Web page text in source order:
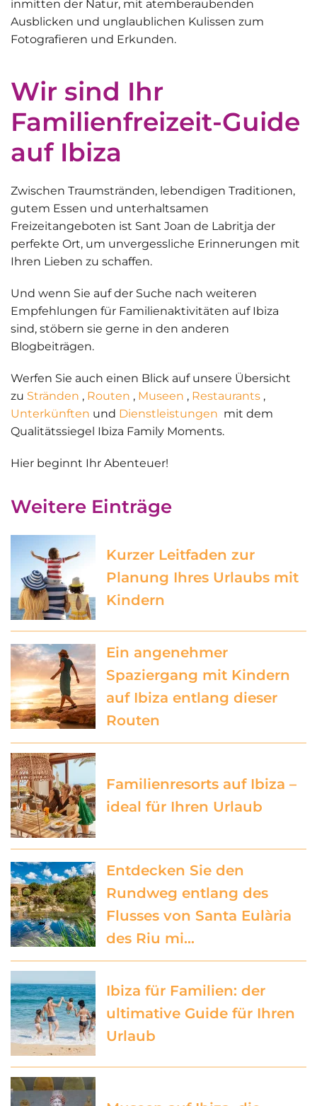
inmitten der Natur, mit atemberaubenden
Ausblicken und unglaublichen Kulissen zum
Fotografieren und Erkunden.
Wir sind Ihr
Familienfreizeit-Guide
auf Ibiza
Zwischen Traumstränden, lebendigen Traditionen,
gutem Essen und unterhaltsamen
Freizeitangeboten ist Sant Joan de Labritja der
perfekte Ort, um unvergessliche Erinnerungen mit
Ihren Lieben zu schaffen.
Und wenn Sie auf der Suche nach weiteren
Empfehlungen für Familienaktivitäten auf Ibiza
sind, stöbern sie gerne in den anderen
Blogbeiträgen.
Werfen Sie auch einen Blick auf unsere Übersicht
zu Stränden , Routen , Museen , Restaurants ,
Unterkünften und Dienstleistungen mit dem
Qualitätssiegel Ibiza Family Moments.
Hier beginnt Ihr Abenteuer!
Weitere Einträge
Kurzer Leitfaden zur
Planung Ihres Urlaubs mit
Kindern
Ein angenehmer
Spaziergang mit Kindern
auf Ibiza entlang dieser
Routen
Familienresorts auf Ibiza –
ideal für Ihren Urlaub
Entdecken Sie den
Rundweg entlang des
Flusses von Santa Eulària
des Riu mi…
Ibiza für Familien: der
ultimative Guide für Ihren
Urlaub